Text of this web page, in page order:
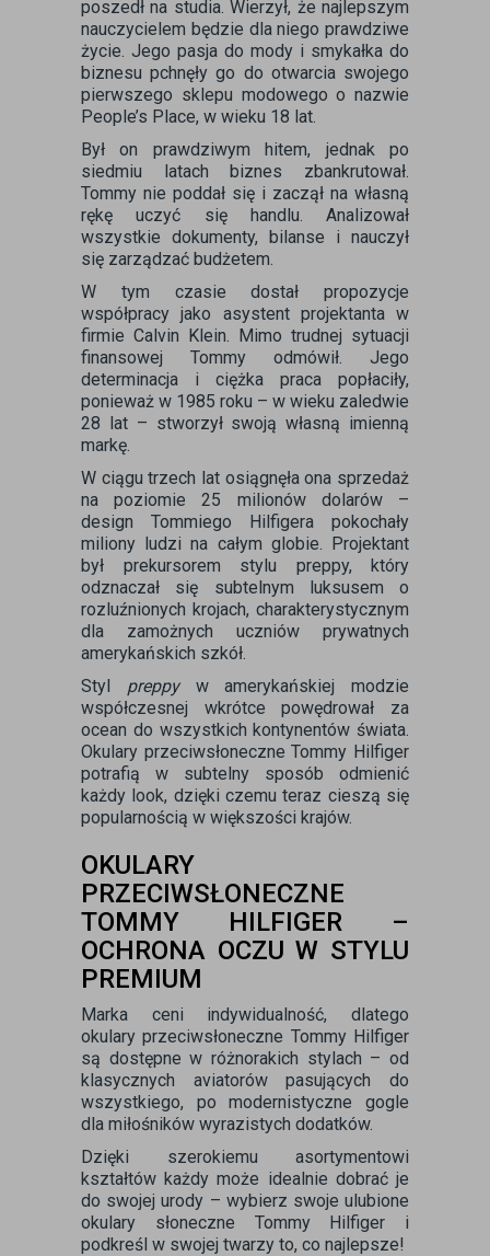
poszedł na studia. Wierzył, że najlepszym
nauczycielem będzie dla niego prawdziwe
życie. Jego pasja do mody i smykałka do
biznesu pchnęły go do otwarcia swojego
pierwszego sklepu modowego o nazwie
People’s Place, w wieku 18 lat.
Był on prawdziwym hitem, jednak po
siedmiu latach biznes zbankrutował.
Tommy nie poddał się i zaczął na własną
rękę uczyć się handlu. Analizował
wszystkie dokumenty, bilanse i nauczył
się zarządzać budżetem.
W tym czasie dostał propozycje
współpracy jako asystent projektanta w
firmie Calvin Klein. Mimo trudnej sytuacji
finansowej Tommy odmówił. Jego
determinacja i ciężka praca popłaciły,
ponieważ w 1985 roku – w wieku zaledwie
28 lat – stworzył swoją własną imienną
markę.
W ciągu trzech lat osiągnęła ona sprzedaż
na poziomie 25 milionów dolarów –
design Tommiego Hilfigera pokochały
miliony ludzi na całym globie. Projektant
był prekursorem stylu preppy, który
odznaczał się subtelnym luksusem o
rozluźnionych krojach, charakterystycznym
dla zamożnych uczniów prywatnych
amerykańskich szkół.
Styl preppyw amerykańskiej modzie
współczesnej wkrótce powędrował za
ocean do wszystkich kontynentów świata.
Okulary przeciwsłoneczne Tommy Hilfiger
potrafią w subtelny sposób odmienić
każdy look, dzięki czemu teraz cieszą się
popularnością w większości krajów.
OKULARY
PRZECIWSŁONECZNE
TOMMY HILFIGER –
OCHRONA OCZU W STYLU
PREMIUM
Marka ceni indywidualność, dlatego
okulary przeciwsłoneczne Tommy Hilfiger
są dostępne w różnorakich stylach – od
klasycznych aviatorów pasujących do
wszystkiego, po modernistyczne gogle
dla miłośników wyrazistych dodatków.
Dzięki szerokiemu asortymentowi
kształtów każdy może idealnie dobrać je
do swojej urody – wybierz swoje ulubione
okulary słoneczne Tommy Hilfiger i
podkreśl w swojej twarzy to, co najlepsze!